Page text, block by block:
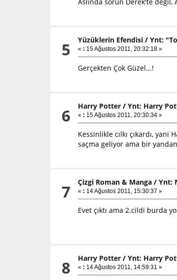
5 Yüzüklerin Efendisi /Ynt:
« : 15 Ağustos 2011, 20:32:18 »
Gerçekten Çok Güzel...!
6 Harry Potter /Ynt: Harry
« : 15 Ağustos 2011, 20:30:34 »
Kessinlikle cılkı çıkardı,
saçma geliyor ama bir
7 Çizgi Roman & Manga /Ynt:
« : 14 Ağustos 2011, 15:30:37 »
Evet çıktı ama 2.cildi burda
8 Harry Potter /Ynt: Harry
« : 14 Ağustos 2011, 14:59:31 »